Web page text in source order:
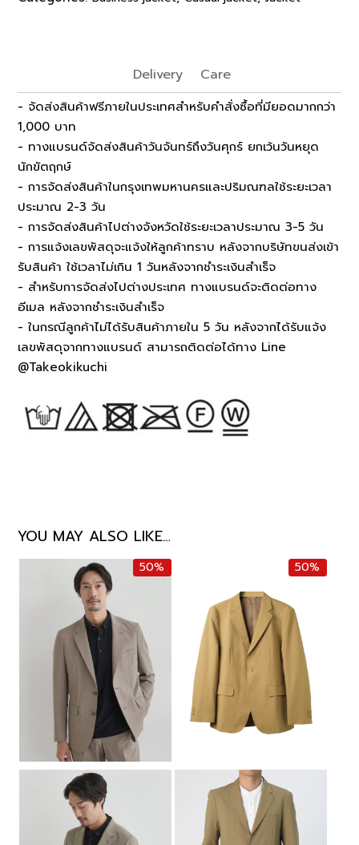
Delivery Care
- จัดส่งสินค้าฟรีภายในประเทศสำหรับคำสั่งซื้อที่มียอดมากกว่า
1,000 บาท
- ทางแบรนด์จัดส่งสินค้าวันจันทร์ถึงวันศุกร์ ยกเว้นวันหยุด
นักขัตฤกษ์
- การจัดส่งสินค้าในกรุงเทพมหานครและปริมณฑลใช้ระยะเวลา
ประมาณ 2-3 วัน
- การจัดส่งสินค้าไปต่างจังหวัดใช้ระยะเวลาประมาณ 3-5 วัน
- การแจ้งเลขพัสดุจะแจ้งให้ลูกค้าทราบ หลังจากบริษัทขนส่งเข้า
รับสินค้า ใช้เวลาไม่เกิน 1 วันหลังจากชำระเงินสำเร็จ
- สำหรับการจัดส่งไปต่างประเทศ ทางแบรนด์จะติดต่อทาง
อีเมล หลังจากชำระเงินสำเร็จ
- ในกรณีลูกค้าไม่ได้รับสินค้าภายใน 5 วัน หลังจากได้รับแจ้ง
เลขพัสดุจากทางแบรนด์ สามารถติดต่อได้ทาง Line
@Takeokikuchi
YOU MAY ALSO LIKE…
50% 50%